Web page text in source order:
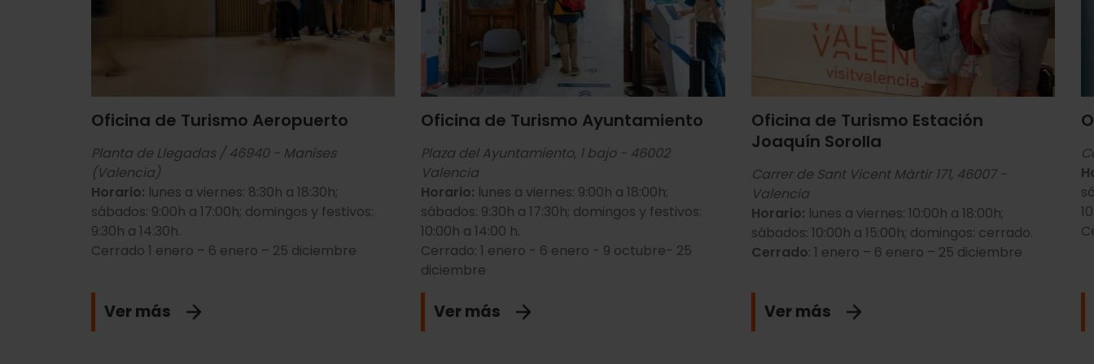
10 Institut Valencià d'Art Modern (IVAM) (Zona centro)
Horario: martes a domingo, de 10:00 a 19:00 h
📍
11 Centro comercial Nuevo Centro. (Campanar)
lunes a sábado, de 10:00 a 21:00 h | domingos, de 11:00 a 21:00 h
Av/ de Pius XII, 2
📍12 Palacio de Congresos (Zona Nou Mestalla)
Horario: 9:00 a 15:00 h
📍13 Pelikan Bike (Zona Av. del Port)
Oficina de Turismo Aeropuerto
Planta de Llegadas / 46940 - Manises
(Valencia)
Horario: lunes a viernes: 8:30h a 18:30h;
sábados: 9:00h a 17:00h; domingos y festivos:
9:30h a 14:30h.
Cerrado 1 enero – 6 enero – 25 diciembre
Ver más
Oficina de Turismo Ayuntamiento
Plaza del Ayuntamiento, 1 bajo - 46002
Valencia
Horario: lunes a viernes: 9:00h a 18:00h;
sábados: 9:30h a 17:30h; domingos y festivos:
10:00h a 14:00 h.
Cerrado: 1 enero - 6 enero - 9 octubre- 25
diciembre
Ver más
Oficina de Turismo Estación
Joaquín Sorolla
Carrer de Sant Vicent Màrtir 171, 46007 -
Valencia
Horario: lunes a viernes: 10:00h a 18:00h;
sábados: 10:00h a 15:00h; domingos: cerrado.
Cerrado: 1 enero – 6 enero – 25 diciembre
Ver más